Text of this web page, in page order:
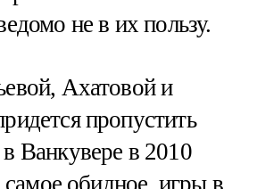
не в их пользу.
Ахатовой и
пропустить
Ванкувере в 2010